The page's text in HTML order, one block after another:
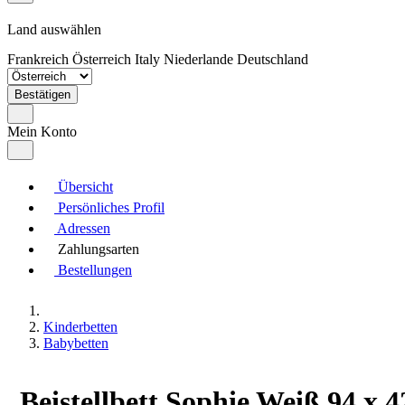
Land auswählen
Frankreich Österreich Italy Niederlande Deutschland
Bestätigen
Mein Konto
Übersicht
Persönliches Profil
Adressen
Zahlungsarten
Bestellungen
Kinderbetten
Babybetten